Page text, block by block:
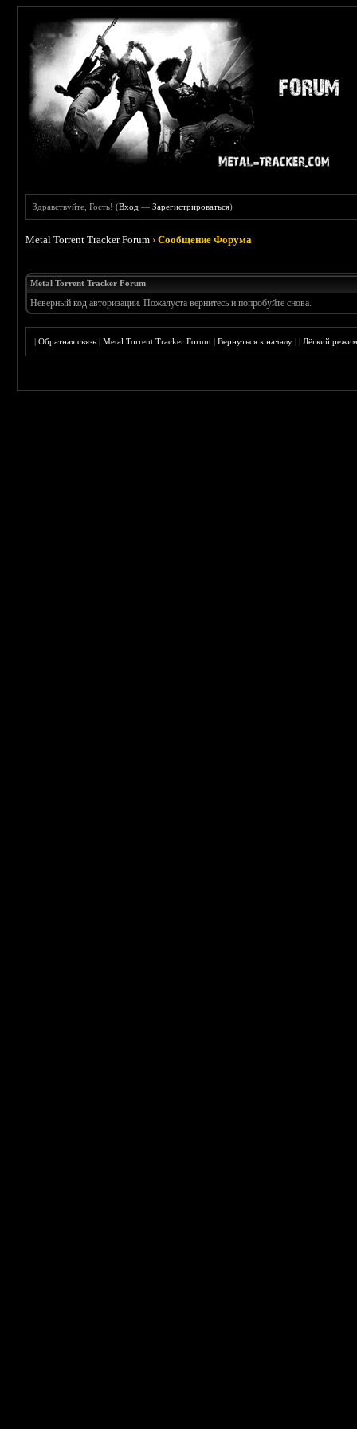
Здравствуйте, Гость! (Вход —Зарегистрироваться)
Metal Torrent Tracker Forum ›Сообщение Форума
Metal Torrent Tracker Forum
Неверный код авторизации. Пожалуста вернитесь и попробуйте снова.
|Обратная связь |Metal Torrent Tracker Forum |Вернуться к началу ||Лёгкий